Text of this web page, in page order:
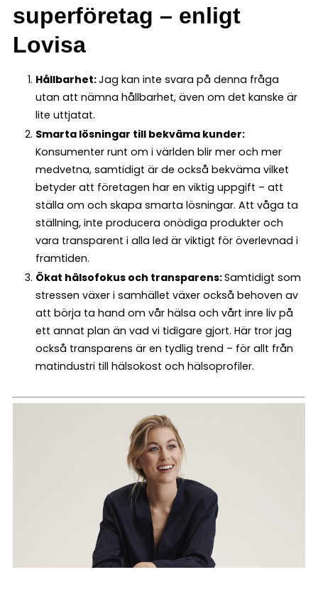
superföretag – enligt
Lovisa
Hållbarhet:Jag kan inte svara på denna fråga
utan att nämna hållbarhet, även om det kanske är
lite uttjatat.
Smarta lösningar till bekväma kunder:
Konsumenter runt om i världen blir mer och mer
medvetna, samtidigt är de också bekväma vilket
betyder att företagen har en viktig uppgift – att
ställa om och skapa smarta lösningar. Att våga ta
ställning, inte producera onödiga produkter och
vara transparent i alla led är viktigt för överlevnad i
framtiden.
Ökat hälsofokus och transparens:Samtidigt som
stressen växer i samhället växer också behoven av
att börja ta hand om vår hälsa och vårt inre liv på
ett annat plan än vad vi tidigare gjort. Här tror jag
också transparens är en tydlig trend – för allt från
matindustri till hälsokost och hälsoprofiler.